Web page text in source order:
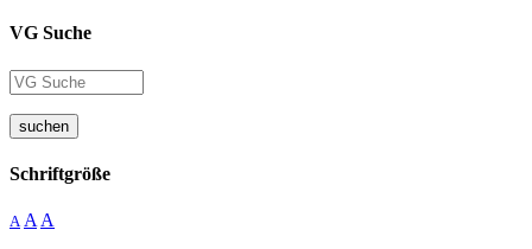
VG Suche
suchen
Schriftgröße
A A A